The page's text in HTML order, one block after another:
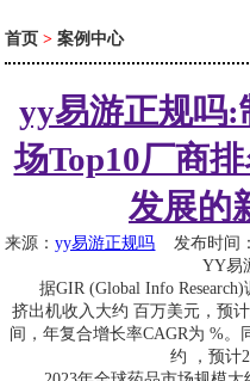
首页 >案例中心
yy易游正规吗:
场Top10厂商
发展的
来源：yy易游正规吗 发布时间
YY易
据GIR (Global Info Research)
挤出机收入大约 百万美元，预
间，年复合增长率CAGR为 %。
约 ，预计